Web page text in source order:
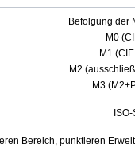
Befolgung der
M0
M1
M2
M3
Bereich, punktieren